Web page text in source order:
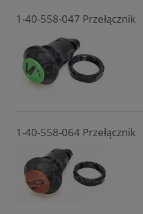
1-40-558-047 Przełącznik
1-40-558-064 Przełącznik